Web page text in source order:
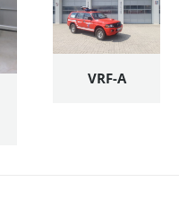
VRF-A